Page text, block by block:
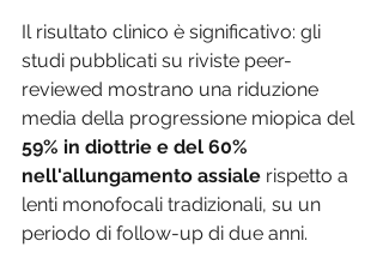
Il risultato clinico è significativo: gli
studi pubblicati su riviste peer-
reviewed mostrano una riduzione
media della progressione miopica del
59% in diottrie e del 60%
nell'allungamento assiale rispetto a
lenti monofocali tradizionali, su un
periodo di follow-up di due anni.